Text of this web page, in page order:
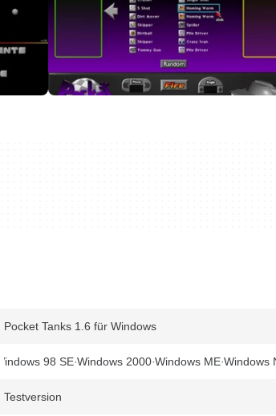
Pocket Tanks 1.6 für Windows
Windows 98 SE Windows 2000 Windows ME Windows
Testversion